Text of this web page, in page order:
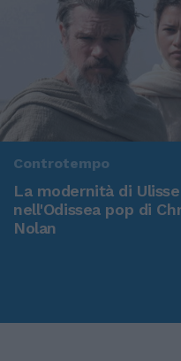
Controtempo
La modernità di Ulisse
nell'Odissea pop di
Nolan